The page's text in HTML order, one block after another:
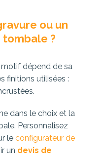
ou un
?
motif dépend de sa
finitions utilisées :
dans le choix et la
Personnalisez
le configurateur de
un devis de